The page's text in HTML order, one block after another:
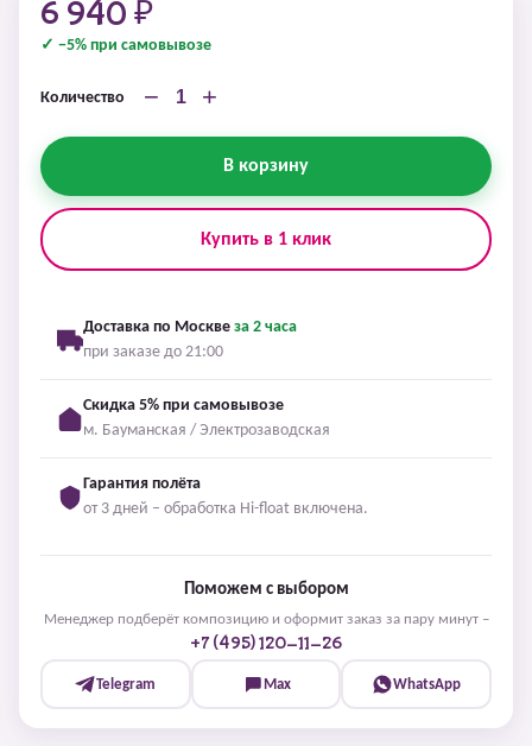
6 940 ₽
✓ −5% при самовывозе
Количество − +
В корзину
Купить в 1 клик
Доставка по Москве за 2 часа
при заказе до 21:00
Скидка 5% при самовывозе
м. Бауманская / Электрозаводская
Гарантия полёта
от 3 дней – обработка Hi-float включена.
Поможем с выбором
Менеджер подберёт композицию и оформит заказ за пару минут –
+7 (495) 120-11-26
Telegram Max WhatsApp